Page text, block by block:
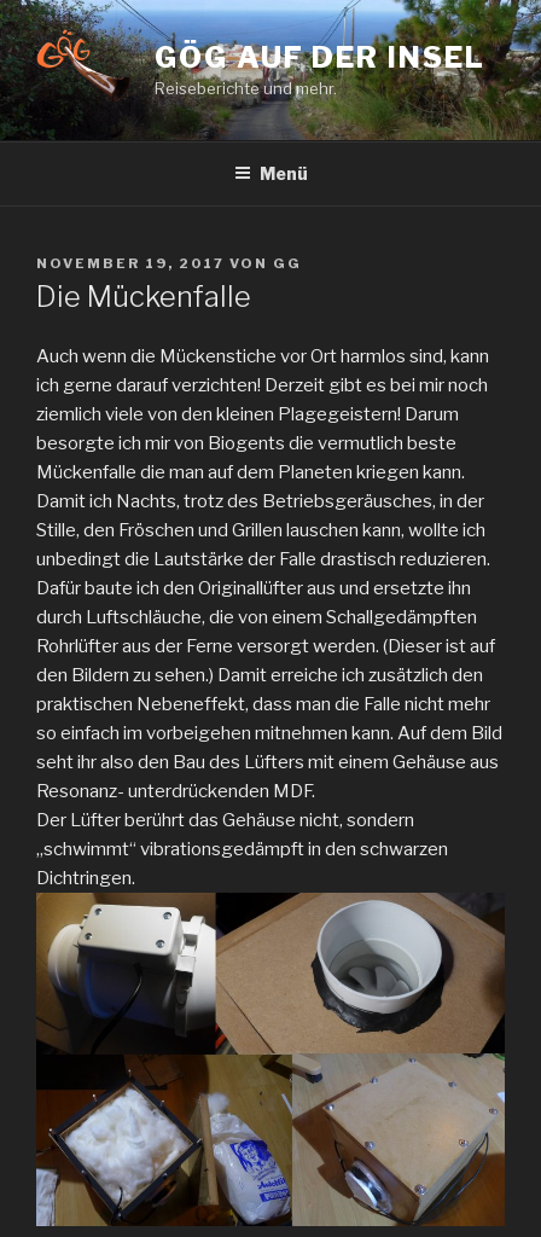
Zum
Inhalt
springen
GÖG AUF DER INSEL
Reiseberichte und mehr.
Menü
VERÖFFENTLICHT
AM
NOVEMBER 19, 2017 VON GG
Die Mückenfalle
Auch wenn die Mückenstiche vor Ort harmlos sind, kann
ich gerne darauf verzichten! Derzeit gibt es bei mir noch
ziemlich viele von den kleinen Plagegeistern! Darum
besorgte ich mir von Biogents die vermutlich beste
Mückenfalle die man auf dem Planeten kriegen kann.
Damit ich Nachts, trotz des Betriebsgeräusches, in der
Stille, den Fröschen und Grillen lauschen kann, wollte ich
unbedingt die Lautstärke der Falle drastisch reduzieren.
Dafür baute ich den Originallüfter aus und ersetzte ihn
durch Luftschläuche, die von einem Schallgedämpften
Rohrlüfter aus der Ferne versorgt werden. (Dieser ist auf
den Bildern zu sehen.) Damit erreiche ich zusätzlich den
praktischen Nebeneffekt, dass man die Falle nicht mehr
so einfach im vorbeigehen mitnehmen kann. Auf dem Bild
seht ihr also den Bau des Lüfters mit einem Gehäuse aus
Resonanz- unterdrückenden MDF.
Der Lüfter berührt das Gehäuse nicht, sondern
„schwimmt“ vibrationsgedämpft in den schwarzen
Dichtringen.